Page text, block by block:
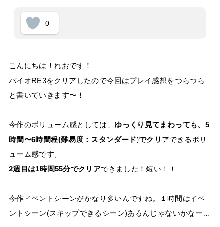
0
こんにちは！れおです！
バイオRE3をクリアしたので今回はプレイ感想をつらつら
と書いていきます〜！
今作のボリューム感としては、 ゆっくり見てまわっても、5
時間〜6時間程(難易度：スタンダード)でクリアできるボリ
ューム感です。
2週目は1時間55分でクリアできました！短い！！
今作イベントシーンがかなり多いんですね。１時間はイベ
ントシーン(スキップできるシーン)あるんじゃないかなー…